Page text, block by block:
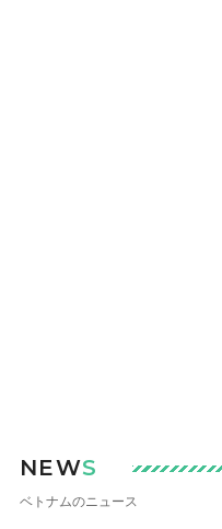
NEWS
ベトナムのニュース